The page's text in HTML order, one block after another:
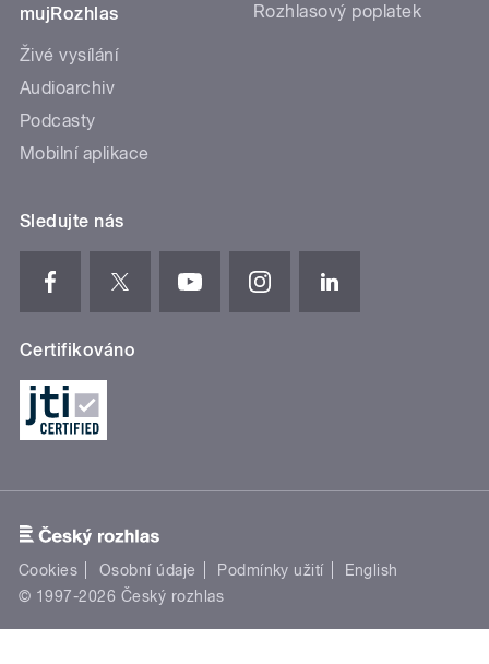
mujRozhlas
Živé vysílání
Audioarchiv
Podcasty
Mobilní aplikace
Rozhlasový poplatek
Sledujte nás
Certifikováno
Cookies Osobní údaje Podmínky užití
English
© 1997-2026 Český rozhlas